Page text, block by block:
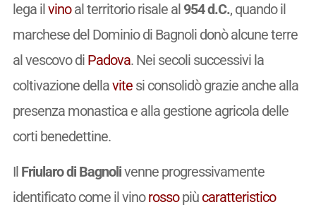
lega ilvinoal territorio risale al 954 d.C., quando il
marchese del Dominio di Bagnoli donò alcune terre
al vescovo di Padova. Nei secoli successivi la
coltivazione dellavitesi consolidò grazie anche alla
presenza monastica e alla gestione agricola delle
corti benedettine.
Il Friularo di Bagnolivenne progressivamente
identificato come il vinorossopiù caratteristico